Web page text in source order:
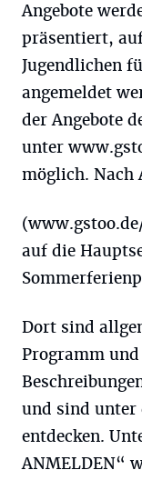
Angebote
präsentiert,
Jugendlichen
angemeldet
der Angebote
unter
möglich. Nach
auf die
Dort sind
Programm
und sind unter
entdecken.
ANMELDEN“